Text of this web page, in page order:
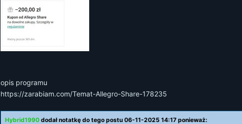
opis programu
https://zarabiam.com/Temat-Allegro-Share-178235
Hybrid1990 dodał notatkę do tego postu 06-11-2025 14:17 ponieważ: